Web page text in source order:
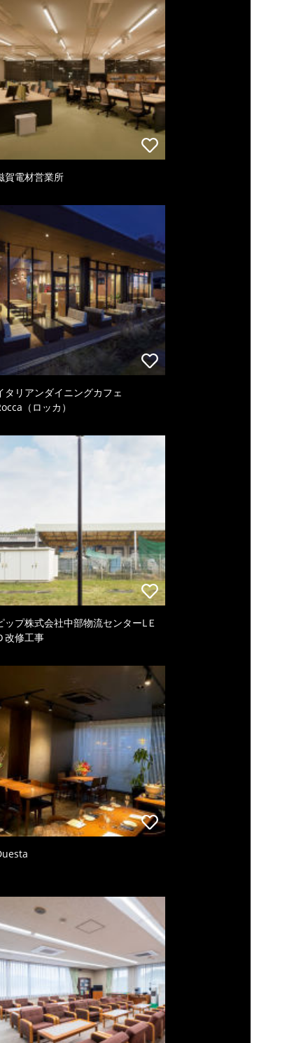
賀電材営業所
タリアンダイニングカフェ
（ロッカ）
ップ株式会社中部物流センターLＥ
改修工事